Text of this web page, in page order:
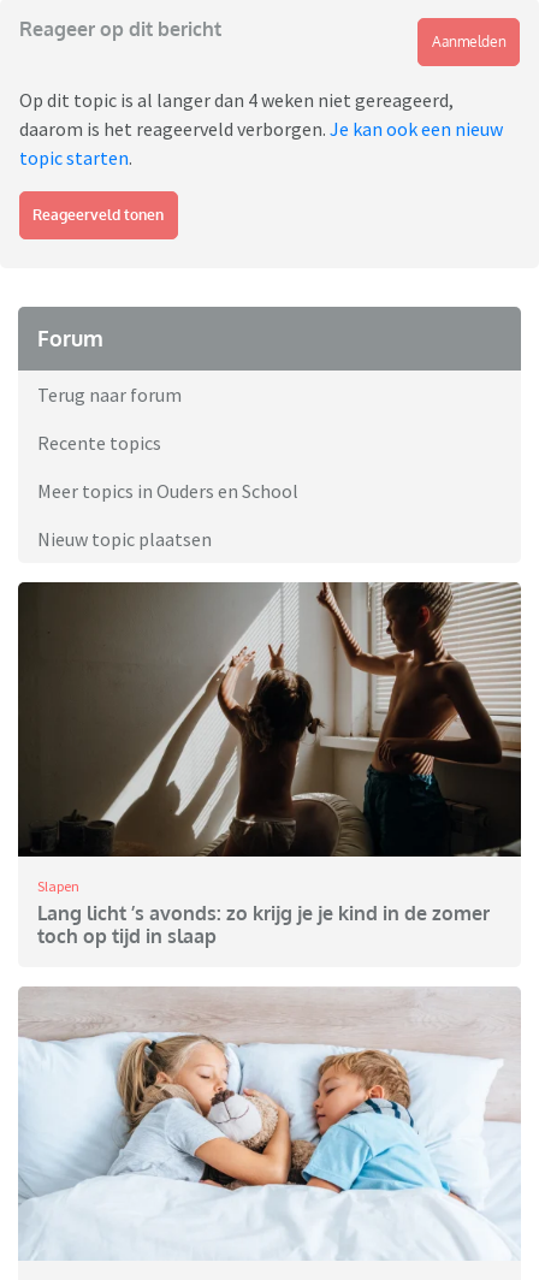
Reageer op dit bericht
Aanmelden
Op dit topic is al langer dan 4 weken niet gereageerd,
daarom is het reageerveld verborgen. Je kan ook een nieuw
topic starten.
Reageerveld tonen
Forum
Terug naar forum
Recente topics
Meer topics in Ouders en School
Nieuw topic plaatsen
Slapen
Lang licht ’s avonds: zo krijg je je kind in de zomer
toch op tijd in slaap